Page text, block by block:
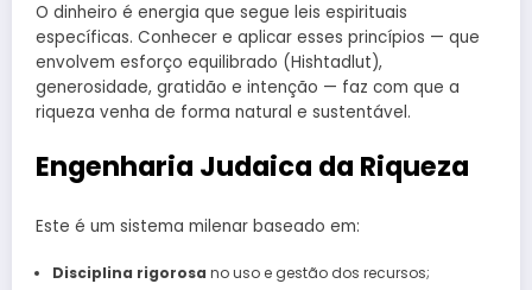
O dinheiro é energia que segue leis espirituais
específicas. Conhecer e aplicar esses princípios — que
envolvem esforço equilibrado (Hishtadlut),
generosidade, gratidão e intenção — faz com que a
riqueza venha de forma natural e sustentável.
Engenharia Judaica da Riqueza
Este é um sistema milenar baseado em:
Disciplina rigorosa no uso e gestão dos recursos;